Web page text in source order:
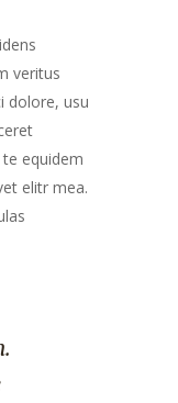
veritus
dolore, usu
equidem
elitr mea.